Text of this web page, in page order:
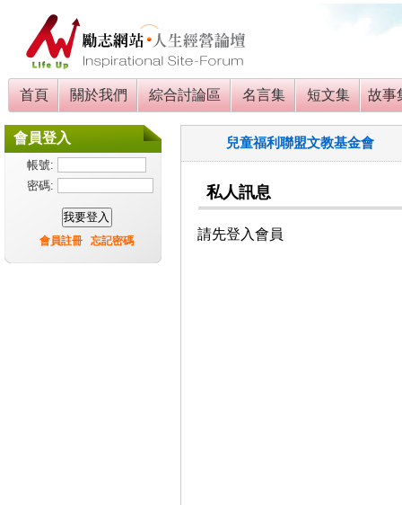
首頁 關於我們 綜合討論區 名言集 短文集 故
會員登入
帳號:
密碼:
會員註冊 忘記密碼
兒童福利聯盟文教基金會
私人訊息
請先登入會員